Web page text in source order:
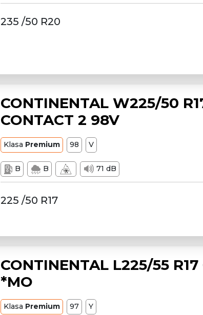
235 /50 R20
CONTINENTAL W225/50
CONTACT 2 98V
Klasa Premium 98 V
B B 71 dB
225 /50 R17
CONTINENTAL L225/55
*MO
Klasa Premium 97 Y